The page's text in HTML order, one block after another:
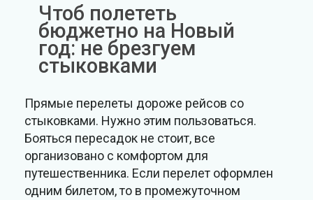
Чтоб полететь
бюджетно на Новый
год: не брезгуем
стыковками
Прямые перелеты дороже рейсов со
стыковками. Нужно этим пользоваться.
Бояться пересадок не стоит, все
организовано с комфортом для
путешественника. Если перелет оформлен
одним билетом, то в промежуточном